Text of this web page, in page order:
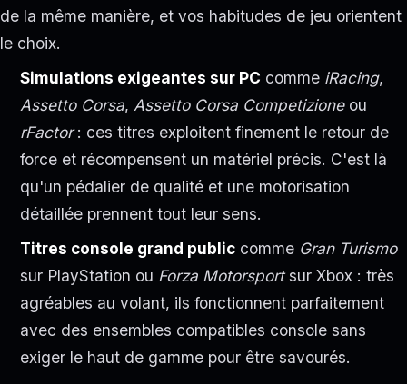
de la même manière, et vos habitudes de jeu orientent
le choix.
Simulations exigeantes sur PC comme iRacing,
Assetto Corsa, Assetto Corsa Competizioneou
rFactor: ces titres exploitent finement le retour de
force et récompensent un matériel précis. C'est là
qu'un pédalier de qualité et une motorisation
détaillée prennent tout leur sens.
Titres console grand public comme Gran Turismo
sur PlayStation ou Forza Motorsportsur Xbox : très
agréables au volant, ils fonctionnent parfaitement
avec des ensembles compatibles console sans
exiger le haut de gamme pour être savourés.